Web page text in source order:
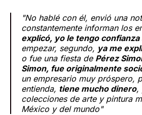
"No hablé con él, envió una
constantemente informan los
explicó, yo le tengo confianza
empezar, segundo, ya me
o fue una fiesta de Pérez
Simon, fue originalmente
un empresario muy próspero,
entienda, tiene mucho dinero,
colecciones de arte y pintura
México y del mundo"